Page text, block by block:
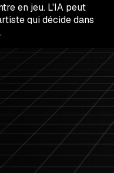
en jeu. L'IA peut
qui décide dans